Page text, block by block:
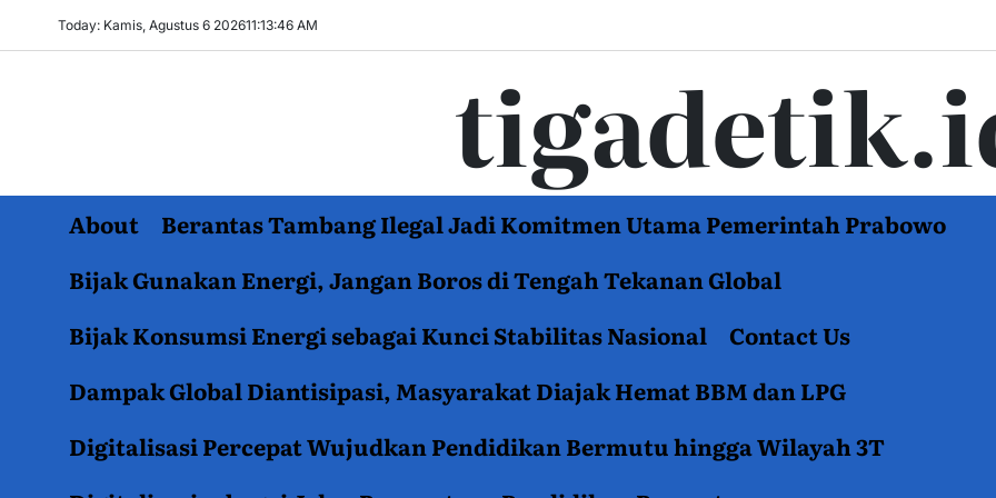
Today: Kamis, Agustus 6 202611:13:47 AM
About
Berantas Tambang Ilegal Jadi Komitmen Utama Pemerintah Prabowo
Bijak Gunakan Energi, Jangan Boros di Tengah Tekanan Global
Bijak Konsumsi Energi sebagai Kunci Stabilitas Nasional
Contact Us
Dampak Global Diantisipasi, Masyarakat Diajak Hemat BBM dan LPG
Digitalisasi Percepat Wujudkan Pendidikan Bermutu hingga Wilayah 3T